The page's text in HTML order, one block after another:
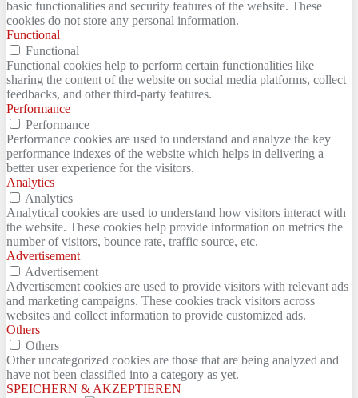
basic functionalities and security features of the website. These
cookies do not store any personal information.
Functional
Functional
Functional cookies help to perform certain functionalities like
sharing the content of the website on social media platforms, collect
feedbacks, and other third-party features.
Performance
Performance
Performance cookies are used to understand and analyze the key
performance indexes of the website which helps in delivering a
better user experience for the visitors.
Analytics
Analytics
Analytical cookies are used to understand how visitors interact with
the website. These cookies help provide information on metrics the
number of visitors, bounce rate, traffic source, etc.
Advertisement
Advertisement
Advertisement cookies are used to provide visitors with relevant ads
and marketing campaigns. These cookies track visitors across
websites and collect information to provide customized ads.
Others
Others
Other uncategorized cookies are those that are being analyzed and
have not been classified into a category as yet.
SPEICHERN & AKZEPTIEREN